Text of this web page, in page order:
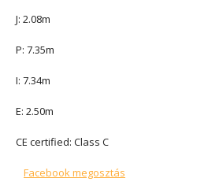
J: 2.08m
P: 7.35m
I: 7.34m
E: 2.50m
CE certified: Class C
Facebook megosztás